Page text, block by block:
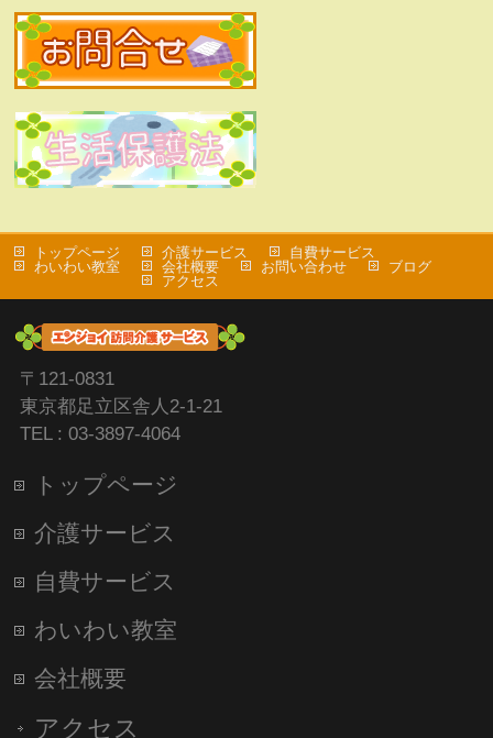
トップページ 介護サービス
自費サービス
わいわい教室
会社概要
アクセス
お問い合わせ ブログ
〒121-0831
東京都足立区舎人2-1-21
TEL : 03-3897-4064
トップページ
介護サービス
自費サービス
わいわい教室
会社概要
アクセス